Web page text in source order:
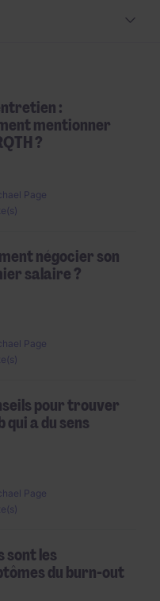
mais aussi faire la
rebondir après un
:
mentionner
?
Page
négocier son
salaire ?
Page
pour trouver
qui a du sens
Page
sont les
du burn-out